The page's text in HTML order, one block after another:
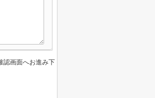
認画面へお進み下